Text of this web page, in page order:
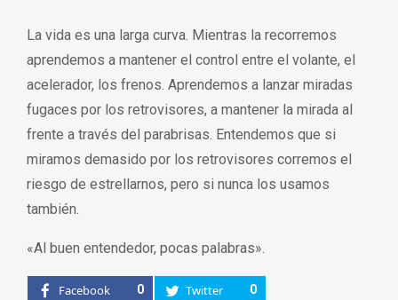
La vida es una larga curva. Mientras la recorremos
aprendemos a mantener el control entre el volante, el
acelerador, los frenos. Aprendemos a lanzar miradas
fugaces por los retrovisores, a mantener la mirada al
frente a través del parabrisas. Entendemos que si
miramos demasido por los retrovisores corremos el
riesgo de estrellarnos, pero si nunca los usamos
también.
«Al buen entendedor, pocas palabras».
Facebook 0 Twitter 0